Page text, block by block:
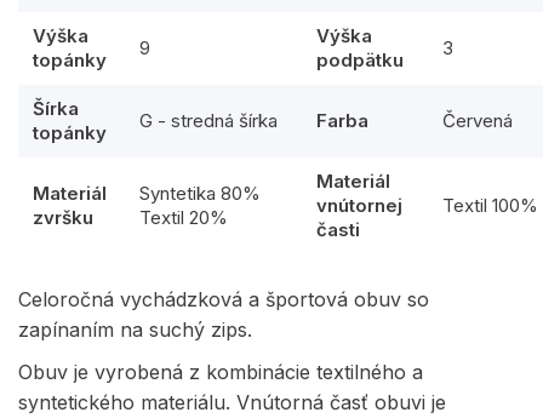
Výška
topánky
9
Výška
podpätku
3
Šírka
topánky
G - stredná šírka Farba Červená
Materiál
zvršku
Syntetika 80%
Textil 20%
Materiál
vnútornej
časti
Textil 100%
Celoročná vychádzková a športová obuv so
zapínaním na suchý zips.
Obuv je vyrobená z kombinácie textilného a
syntetického materiálu. Vnútorná časť obuvi je